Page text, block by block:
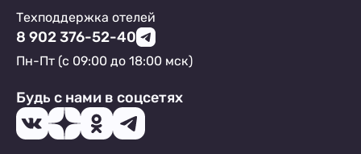
Техподдержка отелей
8 902 376-52-40
Пн-Пт (с 09:00 до 18:00 мск)
Будь с нами в соцсетях